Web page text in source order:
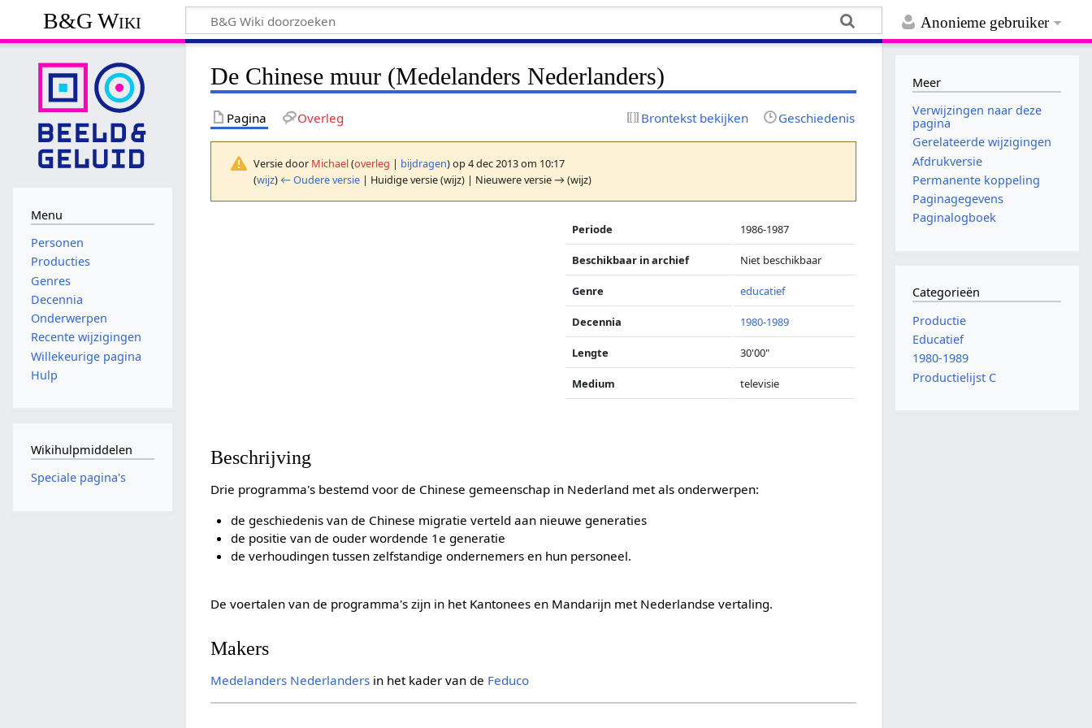
Anonieme gebruiker
B&G Wiki
De Chinese muur (Medelanders Nederlanders)
Pagina Overleg Brontekst bekijken Geschiedenis
Versie door Michael(overleg | bijdragen)op 4 dec 2013 om 10:17
(wijz) ← Oudere versie | Huidige versie (wijz) | Nieuwere versie → (wijz)
Periode 1986-1987
Beschikbaar in archief Niet beschikbaar
Genre educatief
Decennia 1980-1989
Lengte 30'00"
Medium televisie
Beschrijving
Drie programma's bestemd voor de Chinese gemeenschap in Nederland met als onderwerpen:
de geschiedenis van de Chinese migratie verteld aan nieuwe generaties
de positie van de ouder wordende 1e generatie
de verhoudingen tussen zelfstandige ondernemers en hun personeel.
De voertalen van de programma's zijn in het Kantonees en Mandarijn met Nederlandse vertaling.
Makers
Medelanders Nederlanders in het kader van de Feduco
Menu
Personen
Producties
Genres
Decennia
Onderwerpen
Recente wijzigingen
Willekeurige pagina
Hulp
Wikihulpmiddelen
Speciale pagina's
Meer
Verwijzingen naar deze
pagina
Gerelateerde wijzigingen
Afdrukversie
Permanente koppeling
Paginagegevens
Paginalogboek
Categorieën
Productie
Educatief
1980-1989
Productielijst C